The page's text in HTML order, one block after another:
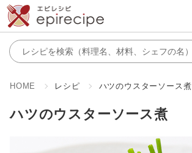
HOME レシピ ハツのウスターソース煮
ハツのウスターソース煮